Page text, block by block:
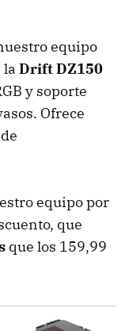
equipo
la Drift DZ150
y soporte
Ofrece
equipo por
que
que los 159,99